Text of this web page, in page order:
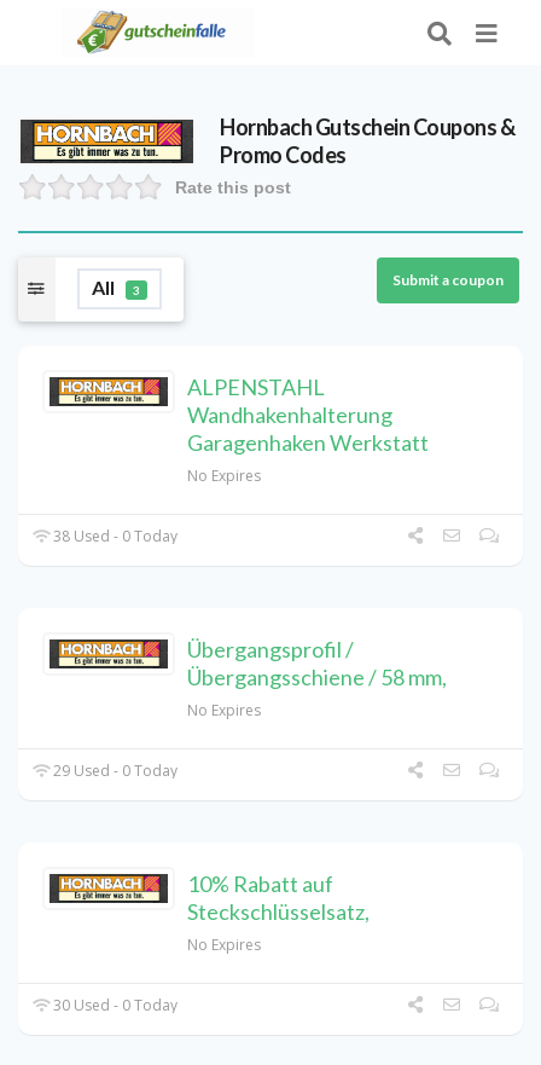
Hornbach GutscheinCoupons &
Promo Codes
Rate this post
All 3
Submit a coupon
ALPENSTAHL
Wandhakenhalterung
Garagenhaken Werkstatt
No Expires
38 Used - 0 Today
Übergangsprofil /
Übergangsschiene / 58 mm,
No Expires
29 Used - 0 Today
10% Rabatt auf
Steckschlüsselsatz,
No Expires
30 Used - 0 Today